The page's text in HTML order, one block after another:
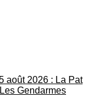
août 2026 : La Pat
Gendarmes